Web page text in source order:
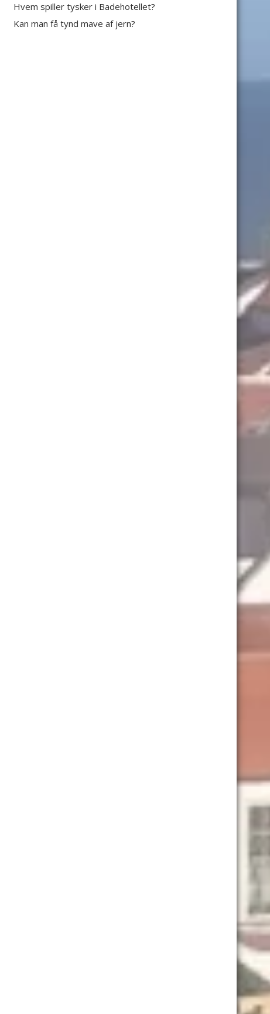
Hvem spiller tysker i Badehotellet?
Kan man få tynd mave af jern?